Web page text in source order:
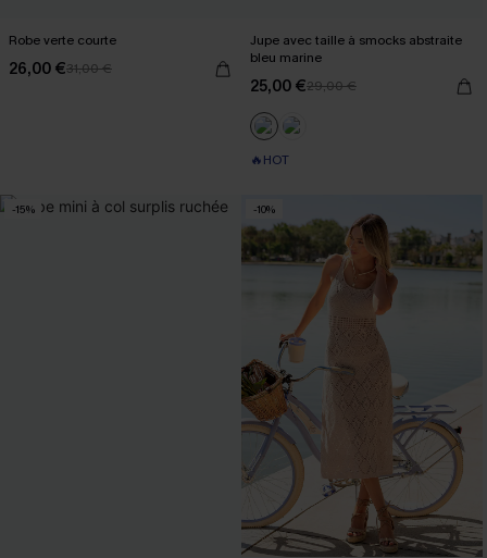
Robe verte courte
26,00 €31,00 €
Jupe avec taille à smocks abstraite
bleu marine
25,00 €29,00 €
🔥HOT
-15% -10%